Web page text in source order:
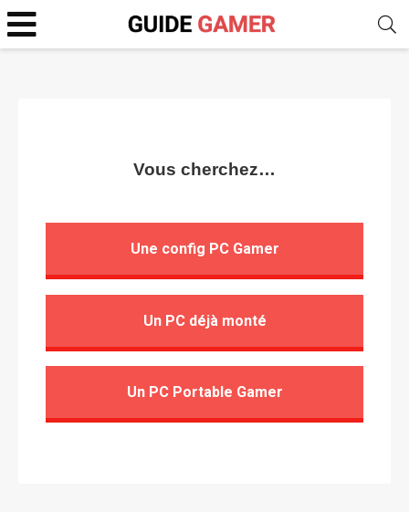
Vous cherchez…
Une config PC Gamer
Un PC déjà monté
Un PC Portable Gamer